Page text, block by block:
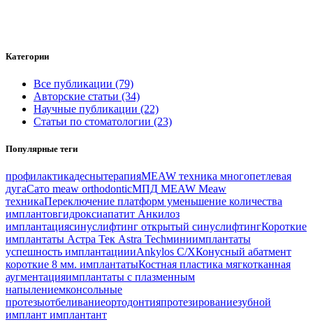
Категории
Все публикации (79)
Авторские статьи (34)
Научные публикации (22)
Статьи по стоматологии (23)
Популярные теги
профилактикадеснытерапияMEAW техника многопетлевая
дугаСато meaw orthodonticМПД MEAW Meaw
техникаПереключение платформ уменьшение количества
имплантовгидроксиапатит Анкилоз
имплантациясинуслифтинг открытый синуслифтингКороткие
имплантаты Астра Тек Astra Techминиимплантаты
успешность имплантациииAnkylos C/XКонусный абатмент
короткие 8 мм. имплантатыКостная пластика мягкотканная
аугментацияимплантаты с плазменным
напылениемконсольные
протезыотбеливаниеортодонтияпротезированиезубной
имплант имплантант